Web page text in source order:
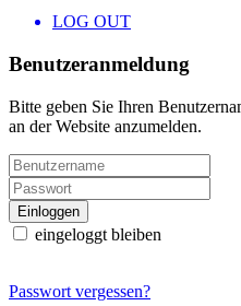
LOG OUT
Benutzeranmeldung
Bitte geben Sie Ihren
an der Website anzumelden.
eingeloggt bleiben
Passwort vergessen?